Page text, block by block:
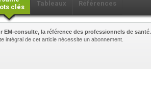
clés
Tableaux Références
EM-consulte, la référence des professionnels de santé.
intégral de cet article nécessite un abonnement.